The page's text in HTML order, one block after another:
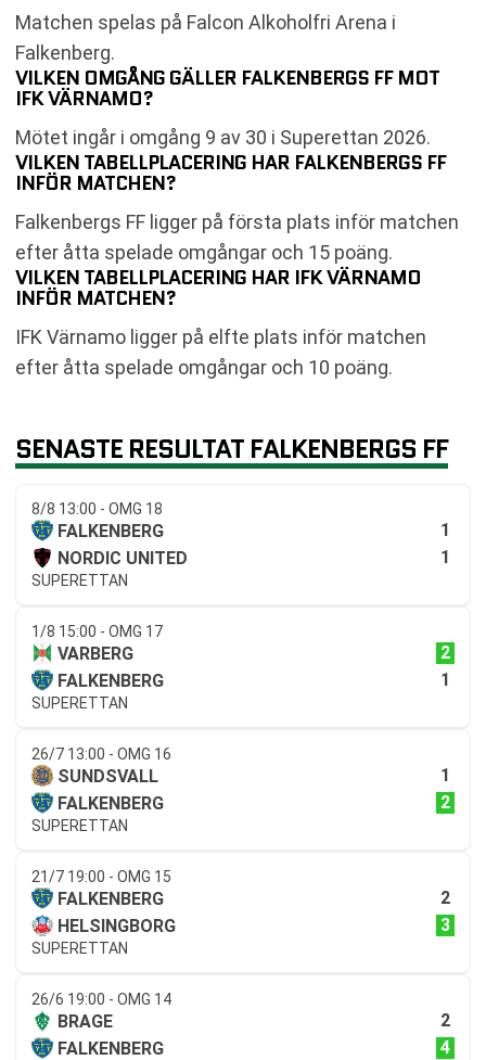
Matchen spelas på Falcon Alkoholfri Arena i
Falkenberg.
VILKEN OMGÅNG GÄLLER FALKENBERGS FF MOT
IFK VÄRNAMO?
Mötet ingår i omgång 9 av 30 i Superettan 2026.
VILKEN TABELLPLACERING HAR FALKENBERGS FF
INFÖR MATCHEN?
Falkenbergs FF ligger på första plats inför matchen
efter åtta spelade omgångar och 15 poäng.
VILKEN TABELLPLACERING HAR IFK VÄRNAMO
INFÖR MATCHEN?
IFK Värnamo ligger på elfte plats inför matchen
efter åtta spelade omgångar och 10 poäng.
SENASTE RESULTAT FALKENBERGS FF
8/8 13:00 - OMG 18
FALKENBERG
1
NORDIC UNITED
1
SUPERETTAN
1/8 15:00 - OMG 17
VARBERG
2
FALKENBERG
1
SUPERETTAN
26/7 13:00 - OMG 16
SUNDSVALL
1
FALKENBERG
2
SUPERETTAN
21/7 19:00 - OMG 15
FALKENBERG
2
HELSINGBORG
3
SUPERETTAN
26/6 19:00 - OMG 14
BRAGE
2
FALKENBERG
4